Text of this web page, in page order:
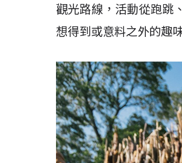
觀光路線，活動從跑跳
想得到或意料之外的趣